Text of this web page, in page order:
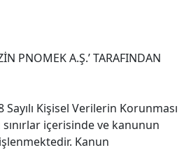
PNOMEK A.Ş.’ TARAFINDAN
Kişisel Verilerin Korunması
içerisinde ve kanunun
Kanun